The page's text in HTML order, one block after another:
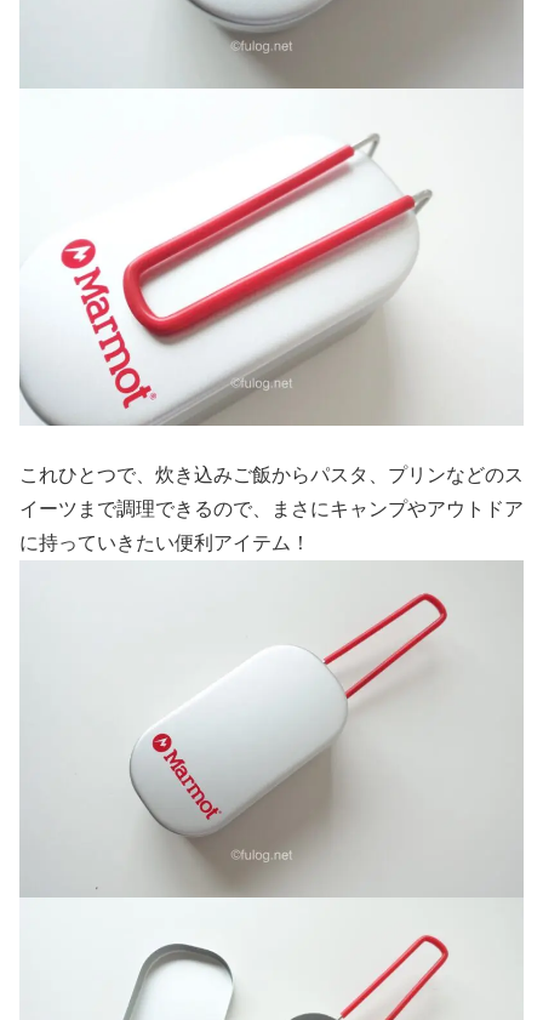
これひとつで、炊き込みご飯からパスタ、プリンなどのス
イーツまで調理できるので、まさにキャンプやアウトドア
に持っていきたい便利アイテム！